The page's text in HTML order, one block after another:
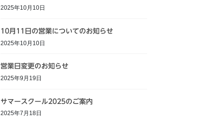
2025年10月10日
10月11日の営業についてのお知らせ
2025年10月10日
営業日変更のお知らせ
2025年9月19日
サマースクール2025のご案内
2025年7月18日